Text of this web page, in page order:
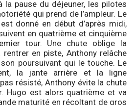
la pause du déjeuner, les pilotes
qui prend de l’ampleur. Le
donné en début d’après midi,
en quatrième et cinquième
tour. Une chute oblige la
en piste, Anthony relâche
poursuivant qui le touche. Le
la jante arrière et la ligne
pas résisté, Anthony évite la chute
Hugo est alors quatrième et va
maturité en récoltant de gros